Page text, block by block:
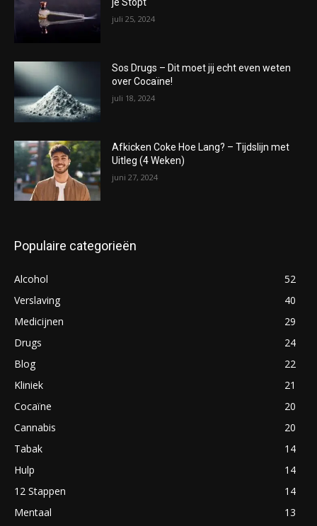
je Stopt
juli 25, 2024
Sos Drugs – Dit moet jij echt even weten
over Cocaïne!
juli 18, 2024
Afkicken Coke Hoe Lang? – Tijdslijn met
Uitleg (4 Weken)
juni 27, 2024
Populaire categorieën
Alcohol
52
Verslaving
40
Medicijnen
29
Drugs
24
Blog
22
Kliniek
21
Cocaïne
20
Cannabis
20
Tabak
14
Hulp
14
12 Stappen
14
Mentaal
13